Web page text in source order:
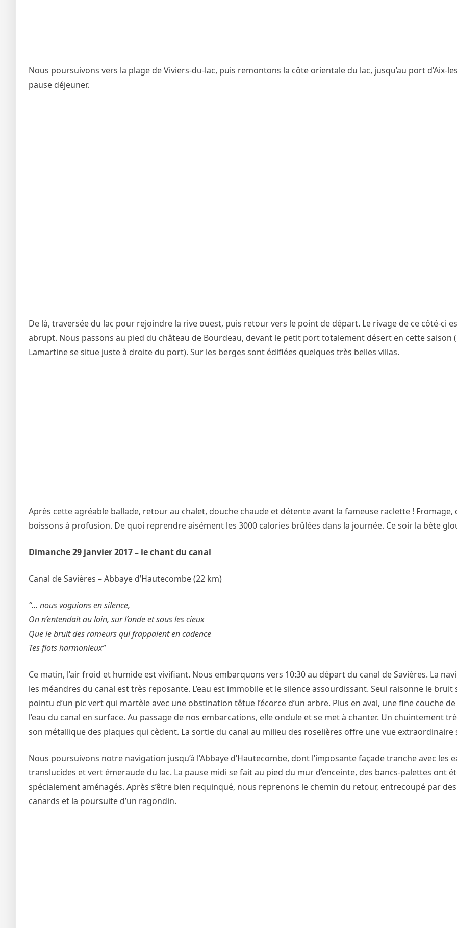
Nous poursuivons vers la plage de Viviers-du-lac, puis remontons la côte orientale du lac, jusqu’au port d’Aix-
pause déjeuner.
De là, traversée du lac pour rejoindre la rive ouest, puis retour vers le point de départ. Le rivage de ce côté-ci
abrupt. Nous passons au pied du château de Bourdeau, devant le petit port totalement désert en cette saison
Lamartine se situe juste à droite du port). Sur les berges sont édifiées quelques très belles villas.
Après cette agréable ballade, retour au chalet, douche chaude et détente avant la fameuse raclette !
boissons à profusion. De quoi reprendre aisément les 3000 calories brûlées dans la journée. Ce soir la bête
Dimanche 29 janvier 2017 – le chant du canal
Canal de Savières – Abbaye d’Hautecombe (22 km)
“… nous voguions en silence,
On n’entendait au loin, sur l’onde et sous les cieux
Que le bruit des rameurs qui frappaient en cadence
Tes flots harmonieux”
Ce matin, l’air froid et humide est vivifiant. Nous embarquons vers 10:30 au départ du canal de Savières. La
les méandres du canal est très reposante. L’eau est immobile et le silence assourdissant. Seul raisonne le bruit
pointu d’un pic vert qui martèle avec une obstination têtue l’écorce d’un arbre. Plus en aval, une fine couche
l’eau du canal en surface. Au passage de nos embarcations, elle ondule et se met à chanter. Un chuintement
son métallique des plaques qui cèdent. La sortie du canal au milieu des roselières offre une vue extraordinaire
Nous poursuivons notre navigation jusqu’à l’Abbaye d’Hautecombe, dont l’imposante façade tranche avec les
translucides et vert émeraude du lac. La pause midi se fait au pied du mur d’enceinte, des bancs-palettes ont
spécialement aménagés. Après s’être bien requinqué, nous reprenons le chemin du retour, entrecoupé par
canards et la poursuite d’un ragondin.